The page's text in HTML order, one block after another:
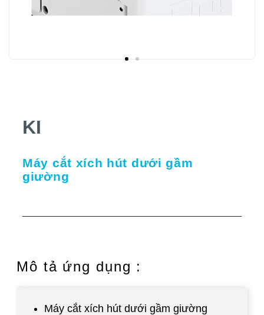
KI
Máy cắt xích hút dưới gầm
giường
Mô tả ứng dụng :
Máy cắt xích hút dưới gầm giường